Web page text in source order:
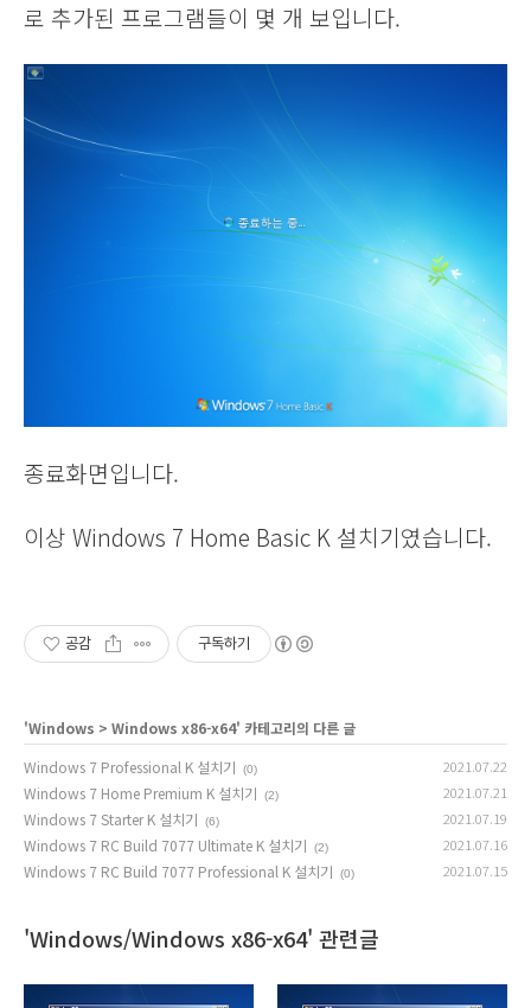
로 추가된 프로그램들이 몇 개 보입니다.
종료화면입니다.
이상 Windows 7 Home Basic K 설치기였습니다.
공감 구독하기
'Windows > Windows x86-x64' 카테고리의 다른 글
Windows 7 Professional K 설치기
(0) 2021.07.22
Windows 7 Home Premium K 설치기 (2) 2021.07.21
Windows 7 Starter K 설치기 (6) 2021.07.19
Windows 7 RC Build 7077 Ultimate K 설치기 (2) 2021.07.16
Windows 7 RC Build 7077 Professional K 설치기 (0) 2021.07.15
'Windows/Windows x86-x64' 관련글